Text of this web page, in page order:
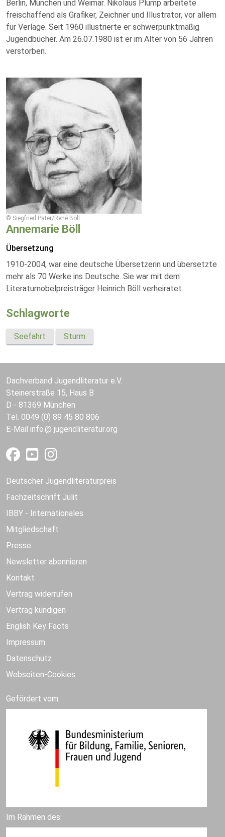
Berlin, München und Weimar. Nikolaus Plump arbeitete
freischaffend als Grafiker, Zeichner und Illustrator, vor allem
für Verlage. Seit 1960 illustrierte er schwerpunktmäßig
Jugendbücher. Am 26.07.1980 ist er im Alter von 56 Jahren
verstorben.
© Siegfried Pater/René Böll
Annemarie Böll
Übersetzung
1910-2004, war eine deutsche Übersetzerin und übersetzte
mehr als 70 Werke ins Deutsche. Sie war mit dem
Literaturnobelpreisträger Heinrich Böll verheiratet.
Schlagworte
Seefahrt Sturm
Dachverband Jugendliteratur e.V.
Steinerstraße 15, Haus B
D - 81369 München
Tel. 0049 (0) 89 45 80 806
E-Mail info jugendliteratur.org
Deutscher Jugendliteraturpreis
Fachzeitschrift Julit
IBBY - Internationales
Mitgliedschaft
Presse
Newsletter abonnieren
Kontakt
Vertrag widerrufen
Vertrag kündigen
English Key Facts
Impressum
Datenschutz
Webseiten-Cookies
Gefördert vom:
Im Rahmen des: